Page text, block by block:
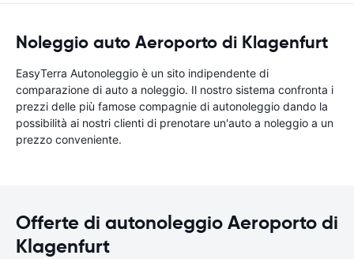
Noleggio auto Aeroporto di Klagenfurt
EasyTerra Autonoleggio è un sito indipendente di
comparazione di auto a noleggio. Il nostro sistema confronta i
prezzi delle più famose compagnie di autonoleggio dando la
possibilità ai nostri clienti di prenotare un'auto a noleggio a un
prezzo conveniente.
Offerte di autonoleggio Aeroporto di
Klagenfurt